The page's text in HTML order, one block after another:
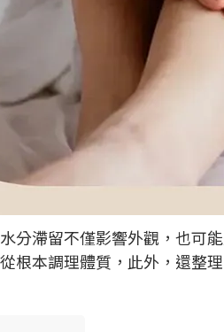
分滯留不僅影響外觀，也可
根本調理體質，此外，還整